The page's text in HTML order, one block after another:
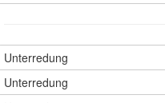
Unterredung
Unterredung